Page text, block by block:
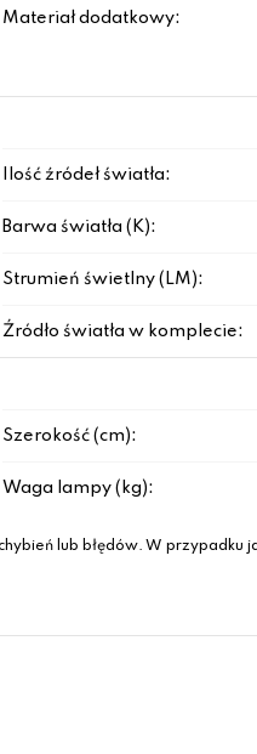
Materiał dodatkowy:
Ilość źródeł światła:
Barwa światła (K):
Strumień świetlny (LM):
Źródło światła w komplecie:
Szerokość (cm):
Waga lampy (kg):
lub błędów. W